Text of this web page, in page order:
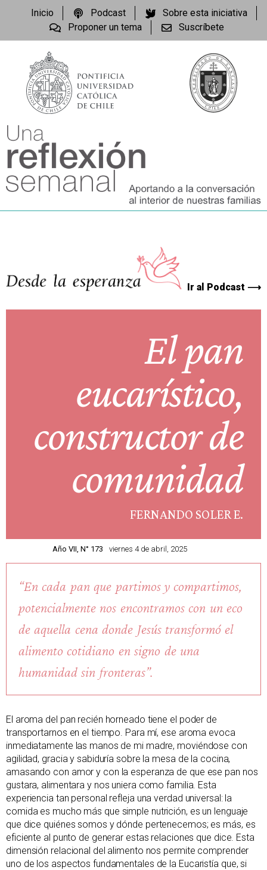
Inicio Podcast
Sobre esta iniciativa
Proponer un tema
Suscríbete
Ir al Podcast ⟶
El pan
eucarístico,
constructor de
comunidad
FERNANDO SOLER E.
Año VII, N° 173 viernes 4 de abril, 2025
“En cada pan que partimos y compartimos,
potencialmente nos encontramos con un eco
de aquella cena donde Jesús transformó el
alimento cotidiano en signo de una
humanidad sin fronteras”.
El aroma del pan recién horneado tiene el poder de
transportarnos en el tiempo. Para mí, ese aroma evoca
inmediatamente las manos de mi madre, moviéndose con
agilidad, gracia y sabiduría sobre la mesa de la cocina,
amasando con amor y con la esperanza de que ese pan nos
gustara, alimentara y nos uniera como familia. Esta
experiencia tan personal refleja una verdad universal: la
comida es mucho más que simple nutrición, es un lenguaje
que dice quiénes somos y dónde pertenecemos; es más, es
eficiente al punto de generar estas relaciones que dice. Esta
dimensión relacional del alimento nos permite comprender
uno de los aspectos fundamentales de la Eucaristía que, si